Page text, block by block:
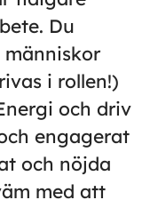
Du
i rollen!)
och driv
engagerat
och nöjda
med att